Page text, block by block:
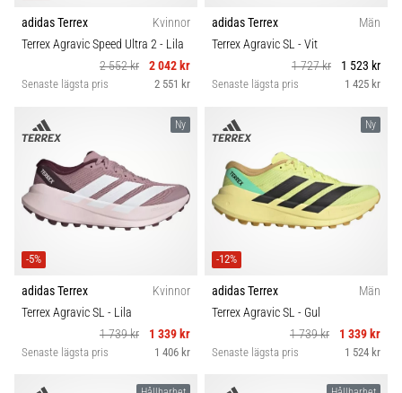
adidas Terrex
Kvinnor
Terrex Agravic Speed Ultra 2- Lila
2 552 kr
2 042 kr
Senaste lägsta pris 2 551 kr
adidas Terrex
Män
Terrex Agravic SL - Vit
1 727 kr
1 523 kr
Senaste lägsta pris 1 425 kr
Ny
-5%
adidas Terrex
Kvinnor
Terrex Agravic SL - Lila
1 739 kr
1 339 kr
Senaste lägsta pris 1 406 kr
Ny
-12%
adidas Terrex
Män
Terrex Agravic SL - Gul
1 739 kr
1 339 kr
Senaste lägsta pris 1 524 kr